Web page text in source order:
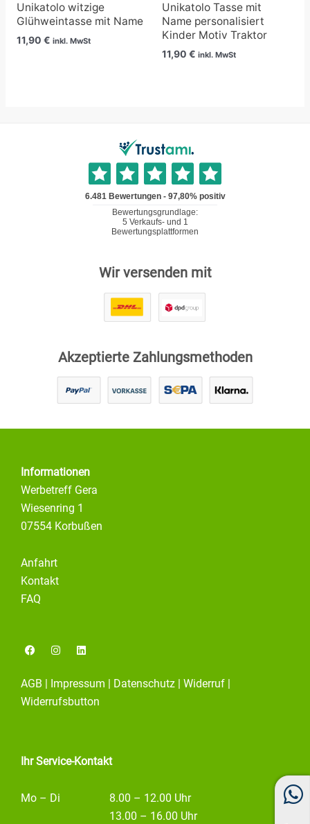
Unikatolo witzige
Glühweintasse mit Name
11,90 € inkl. MwSt
Unikatolo Tasse mit
Name personalisiert
Kinder Motiv Traktor
11,90 € inkl. MwSt
Wir versenden mit
Akzeptierte Zahlungsmethoden
Informationen
Werbetreff Gera
Wiesenring 1
07554 Korbußen
Anfahrt
Kontakt
FAQ
F
a
e
b
o
o
I
n
a
g
r
L
i
e
d
i
AGB Impressum Datenschutz Widerruf
Widerrufsbutton
Ihr Service-Kontakt
Mo – Di
8.00 – 12.00 Uhr
13.00 – 16.00 Uhr